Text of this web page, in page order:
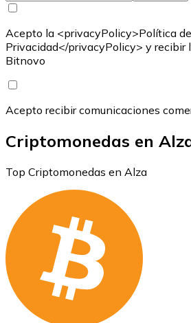
Acepto la <privacyPolicy>Política de
Privacidad</privacyPolicy> y recibir
Bitnovo
Acepto recibir comunicaciones
Criptomonedas en
Top Criptomonedas en Alza